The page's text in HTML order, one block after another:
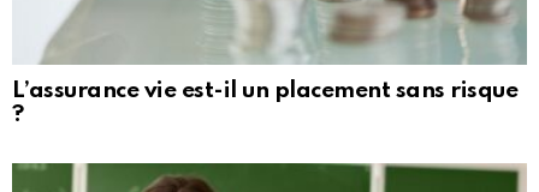
L’assurance vie est-il un placement sans risque
?